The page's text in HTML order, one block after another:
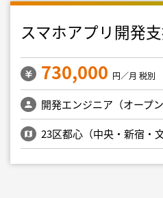
スマホアプリ開発
730,000 円／月 税別
開発エンジニア（オープン
23区都心（中央・新宿・